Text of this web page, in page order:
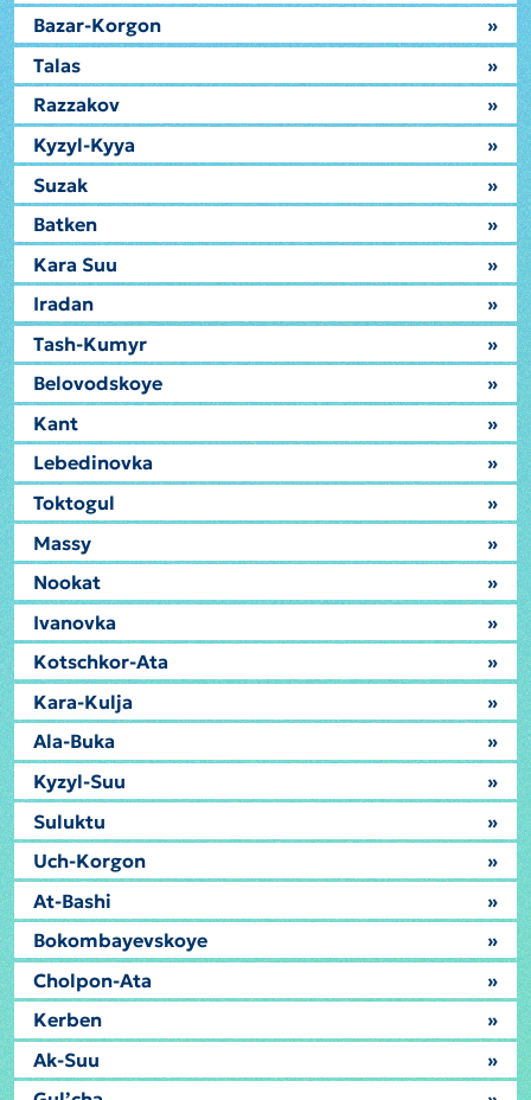
Bazar-Korgon
»
Talas
»
Razzakov
»
Kyzyl-Kyya
»
Suzak
»
Batken
»
Kara Suu
»
Iradan
»
Tash-Kumyr
»
Belovodskoye
»
Kant
»
Lebedinovka
»
Toktogul
»
Massy
»
Nookat
»
Ivanovka
»
Kotschkor-Ata
»
Kara-Kulja
»
Ala-Buka
»
Kyzyl-Suu
»
Suluktu
»
Uch-Korgon
»
At-Bashi
»
Bokombayevskoye
»
Cholpon-Ata
»
Kerben
»
Ak-Suu
»